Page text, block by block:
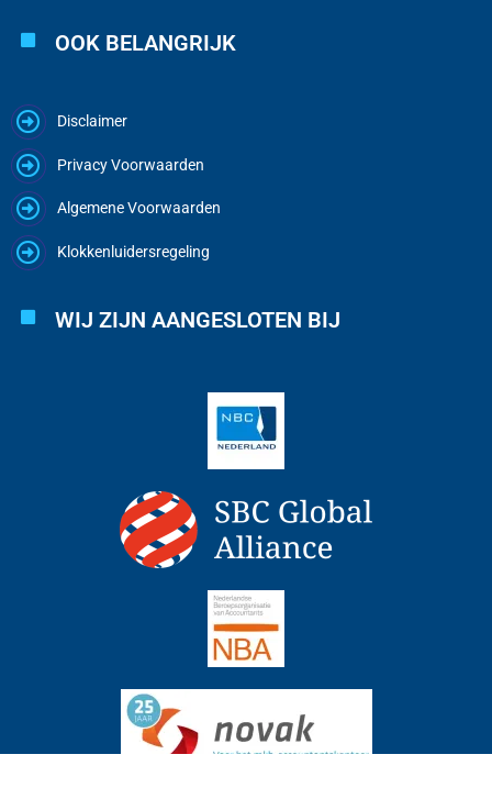
OOK BELANGRIJK
Disclaimer
Privacy Voorwaarden
Algemene Voorwaarden
Klokkenluidersregeling
WIJ ZIJN AANGESLOTEN BIJ